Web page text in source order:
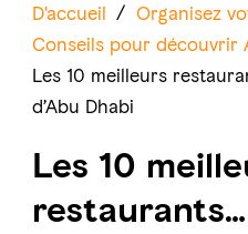
D'accueil / Organisez
Conseils pour découvrir
Les 10 meilleurs
d’Abu Dhabi
Les 10
restaurants